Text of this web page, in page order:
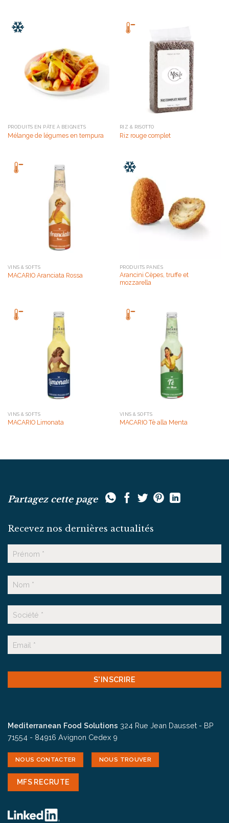
PRODUITS EN PÂTE À BEIGNETS
Mélange de légumes en tempura
RIZ & RISOTTO
Riz rouge complet
VINS & SOFTS
MACARIO Aranciata Rossa
PRODUITS PANÉS
Arancini Cèpes, truffe et
mozzarella
VINS & SOFTS
MACARIO Limonata
VINS & SOFTS
MACARIO Tè alla Menta
Partagez cette page
Recevez nos dernières actualités
Prénom
Nom
Suffixe
mail
CAPTCHA
Mediterranean Food Solutions 324 Rue Jean Dausset - BP
71554 - 84916 Avignon Cedex 9
NOUS CONTACTER NOUS TROUVER
MFS RECRUTE